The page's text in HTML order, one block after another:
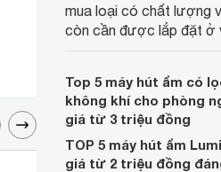
mua loại có chất lượng
còn cần được lắp đặt ở
Top 5 máy hút ẩm có
không khí cho phòng
giá từ 3 triệu đồng
TOP 5 máy hút ẩm
giá từ 2 triệu đồng